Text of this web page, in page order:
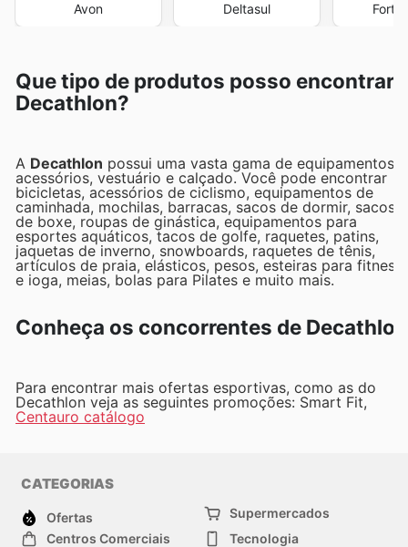
Avon Deltasul Fort
Que tipo de produtos posso encontrar
Decathlon?
A Decathlon possui uma vasta gama de equipamentos,
acessórios, vestuário e calçado. Você pode encontrar
bicicletas, acessórios de ciclismo, equipamentos de
caminhada, mochilas, barracas, sacos de dormir, sacos
de boxe, roupas de ginástica, equipamentos para
esportes aquáticos, tacos de golfe, raquetes, patins,
jaquetas de inverno, snowboards, raquetes de tênis,
artículos de praia, elásticos, pesos, esteiras para fitness
e ioga, meias, bolas para Pilates e muito mais.
Conheça os concorrentes de Decathlon
Para encontrar mais ofertas esportivas, como as do
Decathlon veja as seguintes promoções: Smart Fit,
Centauro catálogo
CATEGORIAS
Ofertas
Supermercados
Centros Comerciais
Tecnologia